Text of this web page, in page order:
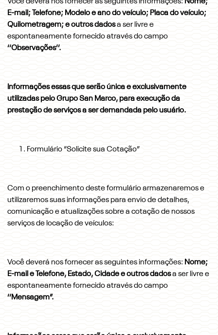
E-mail; Telefone; Modelo e ano do veículo; Placa do veículo;
Quilometragem; e outros dadosa ser livre e
espontaneamente fornecido através do campo
‘‘Observações’’.
Informações essas que serão única e exclusivamente
utilizadas pelo Grupo San Marco, para execução da
prestação de serviços a ser demandada pelo usuário.
Formulário “Solicite sua Cotação”
Com o preenchimento deste formulário armazenaremos e
utilizaremos suas informações para envio de detalhes,
comunicação e atualizações sobre a cotação de nossos
serviços de locação de veículos:
Você deverá nos fornecer as seguintes informações: Nome;
E-mail e Telefone, Estado, Cidade e outros dadosa ser livre e
espontaneamente fornecido através do campo
‘‘Mensagem”.